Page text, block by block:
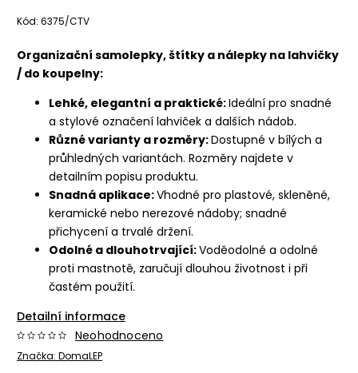
Kód: 6375/CTV
Organizační samolepky, štítky a nálepky na lahvičky
/ do koupelny:
Lehké, elegantní a praktické:Ideální pro snadné
a stylové označení lahviček a dalších nádob.
Různé varianty a rozměry:Dostupné v bílých a
průhledných variantách. Rozměry najdete v
detailním popisu produktu.
Snadná aplikace:Vhodné pro plastové, skleněné,
keramické nebo nerezové nádoby; snadné
přichycení a trvalé držení.
Odolné a dlouhotrvající:Voděodolné a odolné
proti mastnotě, zaručují dlouhou životnost i při
častém použití.
Detailní informace
Značka: DomaLEP
Neohodnoceno